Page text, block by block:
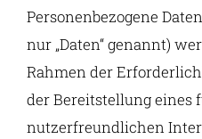
Personenbezogene
nur „Daten“ genannt)
Rahmen der
der Bereitstellung eines
nutzerfreundlichen